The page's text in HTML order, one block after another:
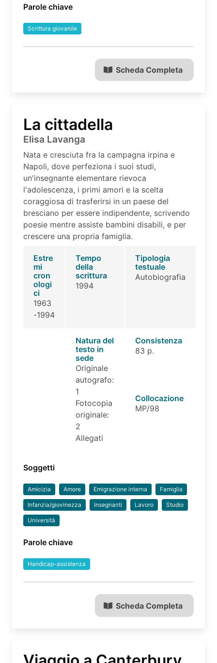
Parole chiave
Scrittura giovanile
Scheda Completa
La cittadella
Elisa Lavanga
Nata e cresciuta fra la campagna irpina e
Napoli, dove perfeziona i suoi studi,
un'insegnante elementare rievoca
l'adolescenza, i primi amori e la scelta
coraggiosa di trasferirsi in un paese del
bresciano per essere indipendente, scrivendo
poesie mentre assiste bambini disabili, e per
crescere una propria famiglia.
Estre
mi
cron
ologi
ci
1963
-1994
Tempo
della
scrittura
1994
Tipologia
testuale
Autobiografia
Natura del
testo in
sede
Originale
autografo:
1
Fotocopia
originale:
2
Allegati
Consistenza
83 p.
Collocazione
MP/98
Soggetti
Amicizia Amore Emigrazione interna Famiglia
Infanzia/giovinezza Insegnanti Lavoro Studio
Università
Parole chiave
Handicap-assistenza
Scheda Completa